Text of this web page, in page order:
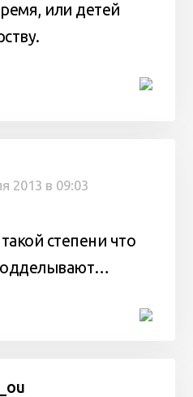
или детей
2013 в 09:03
степени что